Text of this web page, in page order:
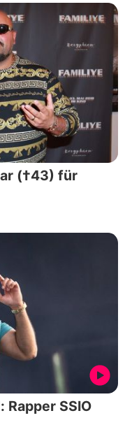
(†43) für
SSIO